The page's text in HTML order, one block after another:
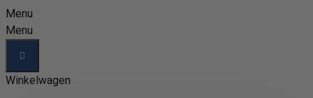
Menu
Menu
Winkelwagen